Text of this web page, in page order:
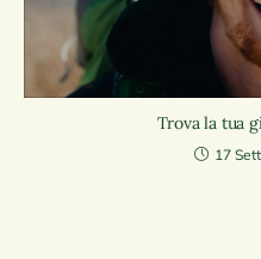
Trova la tua
17